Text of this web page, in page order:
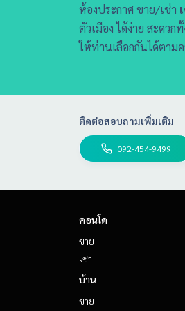
ห้องประกาศ ขาย/เช่า
ตัวเมือง ได้ง่าย สะดว
ให้ท่านเลือกกันได้ตาม
ติดต่อสอบถามเพิ่มเติม
092-454-9499
คอนโด
ขาย
เช่า
บ้าน
ขาย